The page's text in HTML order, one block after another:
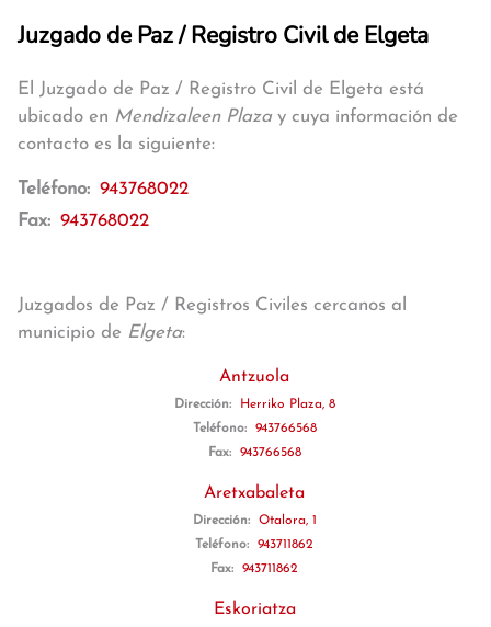
Juzgado de Paz / Registro Civil de Elgeta
El Juzgado de Paz / Registro Civil de Elgeta está
ubicado en Mendizaleen Plazay cuya información de
contacto es la siguiente:
Teléfono: 943768022
Fax: 943768022
Juzgados de Paz / Registros Civiles cercanos al
municipio de Elgeta:
Antzuola
Dirección:
Herriko Plaza, 8
Teléfono:
943766568
Fax:
943766568
Aretxabaleta
Dirección:
Otalora, 1
Teléfono:
943711862
Fax:
943711862
Eskoriatza